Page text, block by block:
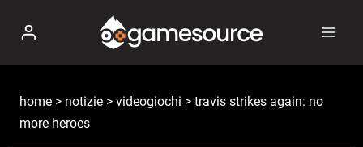
contenuto
home > notizie > videogiochi > travis strikes again: no
more heroes